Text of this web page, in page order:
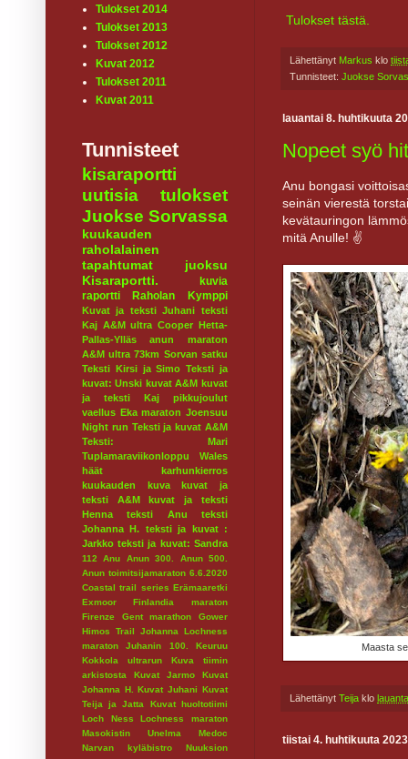
Tulokset tästä.
Lähettänyt Markus klo
Tunnisteet: Juokse
lauantai 8. huhtikuuta
Nopeet syö
Anu bongasi
seinän vierestä
kevätauringon
mitä Anulle! ✌
Maasta
Lähettänyt Teija klo
tiistai 4. huhtikuuta 2023
Tulokset 2014
Tulokset 2013
Tulokset 2012
Kuvat 2012
Tulokset 2011
Kuvat 2011
Tunnisteet
kisaraportti
uutisia
tulokset
Juokse Sorvassa
kuukauden
raholalainen
tapahtumat
juoksu
Kisaraportti.
kuvia
raportti
Raholan Kymppi
Kuvat ja teksti Juhani teksti
Kaj A&M ultra Cooper Hetta-
Pallas-Ylläs
anun maraton
A&M ultra 73km Sorvan satku
Teksti Kirsi ja Simo Teksti ja
kuvat: Unski kuvat A&M kuvat
ja teksti Kaj
pikkujoulut
vaellus Eka maraton Joensuu
Night run Teksti ja kuvat A&M
Teksti: Mari
Tuplamaraviikonloppu
Wales
häät
karhunkierros
kuukauden kuva
kuvat ja
teksti A&M
kuvat ja teksti
Henna
teksti Anu
teksti
Johanna H. teksti ja kuvat :
Jarkko teksti ja kuvat: Sandra
112 Anu Anun 300.
Anun 500.
Anun toimitsijamaraton 6.6.2020
Coastal trail series Erämaaretki
Exmoor
Finlandia maraton
Firenze
Gent marathon
Gower
Himos Trail
Johanna Lochness
maraton
Juhanin 100.
Keuruu
Kokkola ultrarun
Kuva tiimin
arkistosta
Kuvat Jarmo
Kuvat
Johanna H.
Kuvat Juhani Kuvat
Teija ja Jatta
Kuvat huoltotiimi
Loch Ness
Lochness maraton
Masokistin Unelma
Medoc
Narvan kyläbistro
Nuuksion